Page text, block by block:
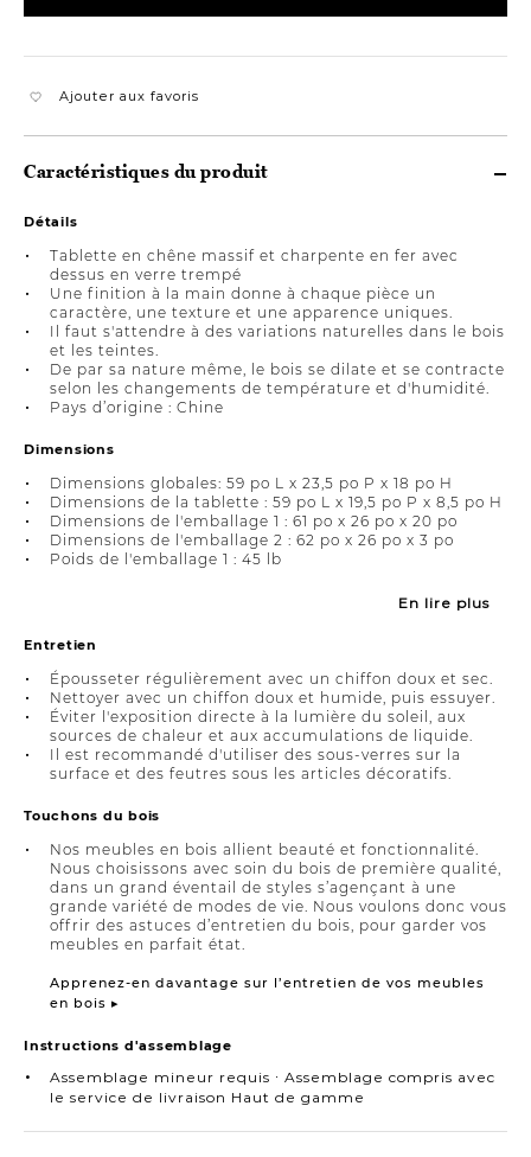
Ajouter aux favoris
Caractéristiques du produit
Détails
Tablette en chêne massif et charpente en fer avec
dessus en verre trempé
Une finition à la main donne à chaque pièce un
caractère, une texture et une apparence uniques.
Il faut s'attendre à des variations naturelles dans le bois
et les teintes.
De par sa nature même, le bois se dilate et se contracte
selon les changements de température et d'humidité.
Pays d’origine : Chine
Dimensions
Dimensions globales: 59 po L x 23,5 po P x 18 po H
Dimensions de la tablette : 59 po L x 19,5 po P x 8,5 po H
Dimensions de l'emballage 1 : 61 po x 26 po x 20 po
Dimensions de l'emballage 2 : 62 po x 26 po x 3 po
Poids de l'emballage 1 : 45 lb
En lire plus
Entretien
Épousseter régulièrement avec un chiffon doux et sec.
Nettoyer avec un chiffon doux et humide, puis essuyer.
Éviter l'exposition directe à la lumière du soleil, aux
sources de chaleur et aux accumulations de liquide.
Il est recommandé d'utiliser des sous-verres sur la
surface et des feutres sous les articles décoratifs.
Touchons du bois
Nos meubles en bois allient beauté et fonctionnalité.
Nous choisissons avec soin du bois de première qualité,
dans un grand éventail de styles s’agençant à une
grande variété de modes de vie. Nous voulons donc vous
offrir des astuces d’entretien du bois, pour garder vos
meubles en parfait état.
Apprenez-en davantage sur l’entretien de vos meubles
en bois ▸
Instructions d'assemblage
Assemblage mineur requis ∙ Assemblage compris avec
le service de livraison Haut de gamme